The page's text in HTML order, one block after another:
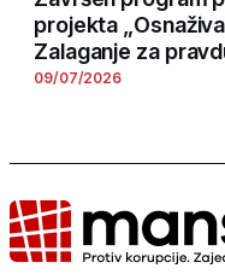
projekta
Zalaganje za
09/07/2026